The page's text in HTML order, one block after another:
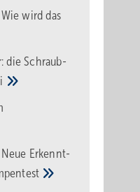
wird das
die Schraub­
Neue Erkennt­